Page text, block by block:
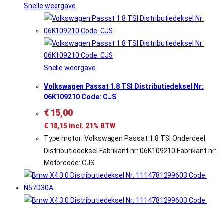
Snelle weergave
Snelle weergave
Volkswagen Passat 1.8 TSI Distributiedeksel Nr:
06K109210 Code: CJS
€ 15,00
€ 18,15 incl. 21% BTW
Type motor: Volkswagen Passat 1.8 TSI Onderdeel:
Distributiedeksel Fabrikant nr: 06K109210 Fabrikant nr:
Motorcode: CJS